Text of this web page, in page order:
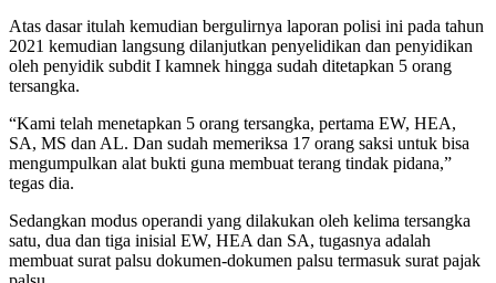
Atas dasar itulah kemudian bergulirnya laporan polisi ini pada tahun
2021 kemudian langsung dilanjutkan penyelidikan dan penyidikan
oleh penyidik subdit I kamnek hingga sudah ditetapkan 5 orang
tersangka.
“Kami telah menetapkan 5 orang tersangka, pertama EW, HEA,
SA, MS dan AL. Dan sudah memeriksa 17 orang saksi untuk bisa
mengumpulkan alat bukti guna membuat terang tindak pidana,”
tegas dia.
Sedangkan modus operandi yang dilakukan oleh kelima tersangka
satu, dua dan tiga inisial EW, HEA dan SA, tugasnya adalah
membuat surat palsu dokumen-dokumen palsu termasuk surat pajak